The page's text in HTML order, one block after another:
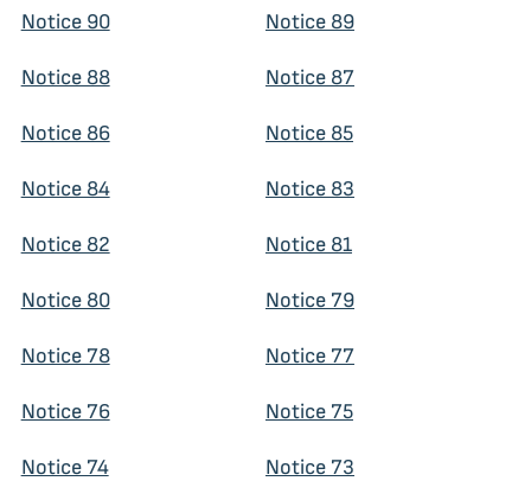
Notice 90 Notice 89
Notice 88 Notice 87
Notice 86 Notice 85
Notice 84 Notice 83
Notice 82 Notice 81
Notice 80 Notice 79
Notice 78 Notice 77
Notice 76 Notice 75
Notice 74 Notice 73